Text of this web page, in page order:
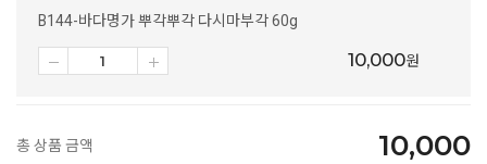
B144-바다명가 뿌각뿌각 다시마부각 60g
10,000원
총 상품 금액 10,000